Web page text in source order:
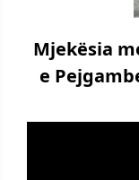
Mjekësia
e